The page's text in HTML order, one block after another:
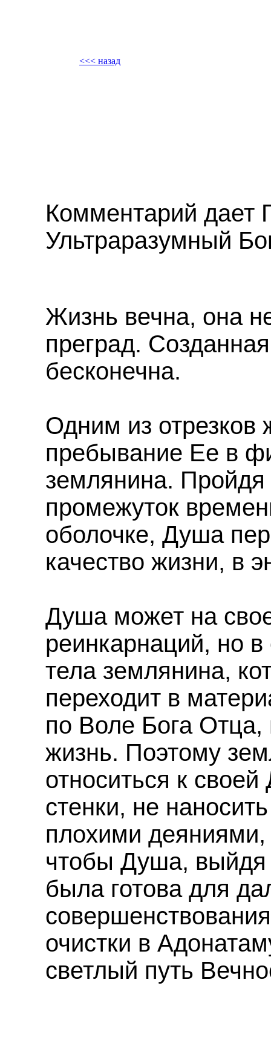
<<< назад
Комментарий дает
Ультраразумный
Жизнь вечна, она
преград.
бесконечна.
Одним из отрезков
пребывание Ее в
землянина.
промежуток
оболочке, Душа
качество жизни, в
Душа может на
реинкарнаций, но в
тела землянина,
переходит в
по Воле Бога
жизнь. Поэтому
относиться к
стенки, не
плохими деяниями,
чтобы Душа, выйдя
была готова для
очистки в
светлый путь